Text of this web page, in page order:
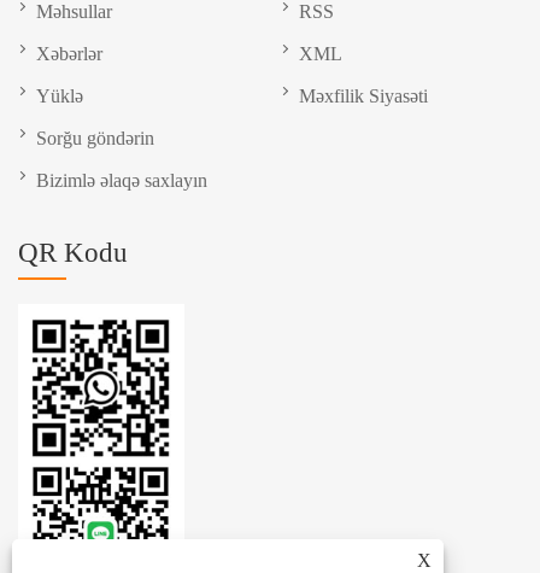
X
Məhsullar
Xəbərlər
Yüklə
Sorğu göndərin
Bizimlə əlaqə saxlayın
RSS
XML
Məxfilik Siyasəti
QR Kodu